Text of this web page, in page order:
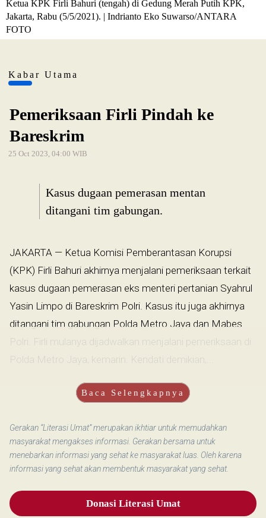
Ketua KPK Firli Bahuri (tengah) di Gedung Merah Putih KPK,
Jakarta, Rabu (5/5/2021). | Indrianto Eko Suwarso/ANTARA
FOTO
Kabar Utama
Pemeriksaan Firli Pindah ke
Bareskrim
25 Oct 2023, 04:00 WIB
Kasus dugaan pemerasan mentan
ditangani tim gabungan.
JAKARTA — Ketua Komisi Pemberantasan Korupsi
(KPK) Firli Bahuri akhirnya menjalani pemeriksaan terkait
kasus dugaan pemerasan eks menteri pertanian Syahrul
Yasin Limpo di Bareskrim Polri. Kasus itu juga akhirnya
ditangani tim gabungan Polda Metro Jaya dan Mabes
Polri. Firli mulanya dijadwalkan menjalani pemeriksaan di
Polda Metro Jaya, kemarin. Kendati demikian,...
Baca Selengkapnya
Gerakan “Literasi Umat” merupakan ikhtiar untuk memudahkan
masyarakat mengakses informasi. Gerakan bersama untuk
menebarkan informasi yang sehat ke masyarakat luas. Oleh karena
informasi yang sehat akan membentuk masyarakat yang sehat.
Donasi Literasi Umat